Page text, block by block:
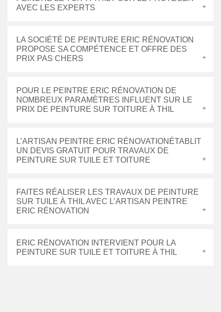
AVEC LES EXPERTS
LA SOCIÉTÉ DE PEINTURE ERIC RÉNOVATION
PROPOSE SA COMPÉTENCE ET OFFRE DES
PRIX PAS CHERS
POUR LE PEINTRE ERIC RÉNOVATION DE
NOMBREUX PARAMÈTRES INFLUENT SUR LE
PRIX DE PEINTURE SUR TOITURE À THIL
L’ARTISAN PEINTRE ERIC RÉNOVATIONÉTABLIT
UN DEVIS GRATUIT POUR TRAVAUX DE
PEINTURE SUR TUILE ET TOITURE
FAITES RÉALISER LES TRAVAUX DE PEINTURE
SUR TUILE À THIL AVEC L’ARTISAN PEINTRE
ERIC RÉNOVATION
ERIC RÉNOVATION INTERVIENT POUR LA
PEINTURE SUR TUILE ET TOITURE À THIL